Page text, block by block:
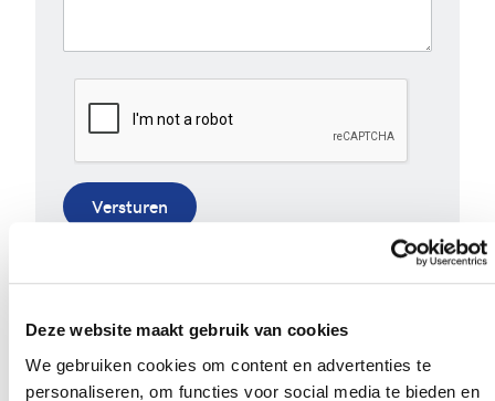
Deze website maakt gebruik van cookies
We gebruiken cookies om content en advertenties te
personaliseren, om functies voor social media te bieden en
Versturen
opmerking. Bekijk ons volledigprivacybeleid